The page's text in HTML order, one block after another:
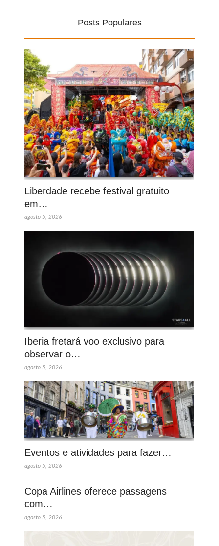
Posts Populares
Liberdade recebe festival gratuito
em…
agosto 5, 2026
Iberia fretará voo exclusivo para
observar o…
agosto 5, 2026
Eventos e atividades para fazer…
agosto 5, 2026
Copa Airlines oferece passagens
com…
agosto 5, 2026